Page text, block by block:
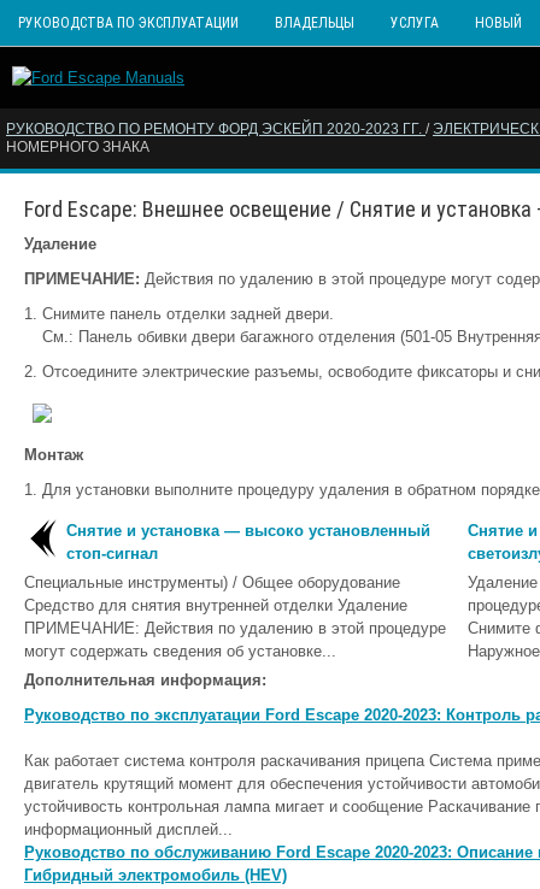
РУКОВОДСТВА ПО ЭКСПЛУАТАЦИИ ВЛАДЕЛЬЦЫ УСЛУГА НОВЫЙ
РУКОВОДСТВО ПО РЕМОНТУ ФОРД ЭСКЕЙП 2020-2023 ГГ. /
НОМЕРНОГО ЗНАКА
Ford Escape: Внешнее освещение / Снятие и установка
Удаление
ПРИМЕЧАНИЕ: Действия по удалению в этой процедуре могут
Снимите панель отделки задней двери.
См.: Панель обивки двери багажного отделения (501-05
Отсоедините электрические разъемы, освободите фиксаторы и
Монтаж
Для установки выполните процедуру удаления в обратном
Снятие и установка — высоко установленный
стоп-сигнал
Специальные инструменты) / Общее оборудование
Средство для снятия внутренней отделки Удаление
ПРИМЕЧАНИЕ: Действия по удалению в этой процедуре
могут содержать сведения об установке...
Снятие
Снимите
Дополнительная информация:
Руководство по эксплуатации Ford Escape 2020-2023: Контроль
Как работает система контроля раскачивания прицепа Система
двигатель крутящий момент для обеспечения устойчивости
устойчивость контрольная лампа мигает и сообщение
информационный дисплей...
Руководство по обслуживанию Ford Escape 2020-2023:
Гибридный электромобиль (HEV)